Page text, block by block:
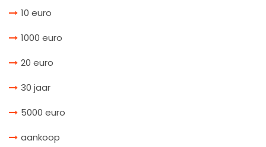
10 euro
1000 euro
20 euro
30 jaar
5000 euro
aankoop